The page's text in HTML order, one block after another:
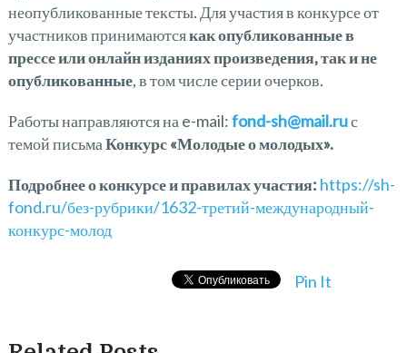
неопубликованные тексты. Для участия в конкурсе от
участников принимаютсякак опубликованные в
прессе или онлайн изданиях произведения, так и не
опубликованные, в том числе серии очерков.
Работы направляются на e-mail:fond-sh@mail.ruс
темой письмаКонкурс «Молодые о молодых».
Подробнее о конкурсе и правилах участия: https://sh-
fond.ru/без-рубрики/1632-третий-международный-
конкурс-молод
Pin It